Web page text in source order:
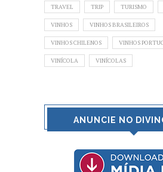
TRAVEL TRIP TURISMO
VINHOS VINHOS BRASILEIROS
VINHOS CHILENOS VINHOS
VINÍCOLA VINÍCOLAS
ANUNCIE NO